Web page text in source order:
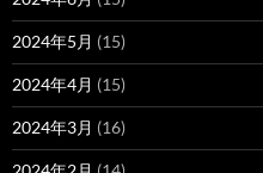
2024年5月 (15)
2024年4月 (15)
2024年3月 (16)